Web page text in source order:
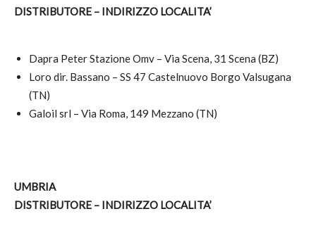
DISTRIBUTORE – INDIRIZZO LOCALITA’
Dapra Peter Stazione Omv – Via Scena, 31 Scena (BZ)
Loro dir. Bassano – SS 47 Castelnuovo Borgo Valsugana
(TN)
Galoil srl – Via Roma, 149 Mezzano (TN)
UMBRIA
DISTRIBUTORE – INDIRIZZO LOCALITA’